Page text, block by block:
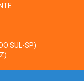
SUL-SP)